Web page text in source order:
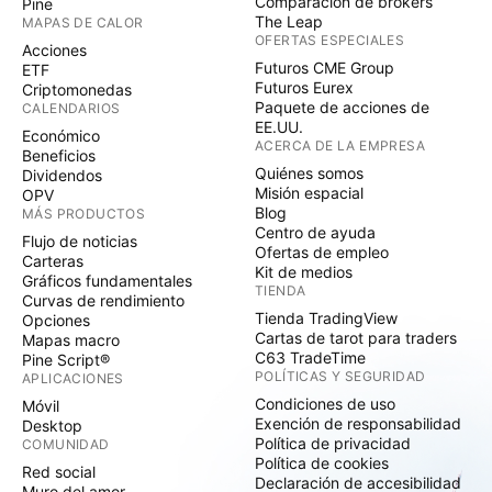
Pine
MAPAS DE CALOR
Acciones
ETF
Criptomonedas
CALENDARIOS
Económico
Beneficios
Dividendos
OPV
MÁS PRODUCTOS
Flujo de noticias
Carteras
Gráficos fundamentales
Curvas de rendimiento
Opciones
Mapas macro
Pine Script®
APLICACIONES
Móvil
Desktop
COMUNIDAD
Red social
The Leap
OFERTAS ESPECIALES
Futuros CME Group
Futuros Eurex
Paquete de acciones de
EE.UU.
ACERCA DE LA EMPRESA
Quiénes somos
Misión espacial
Blog
Centro de ayuda
Ofertas de empleo
Kit de medios
TIENDA
Tienda TradingView
Cartas de tarot para traders
C63 TradeTime
POLÍTICAS Y SEGURIDAD
Condiciones de uso
Exención de responsabilidad
Política de privacidad
Política de cookies
Declaración de accesibilidad